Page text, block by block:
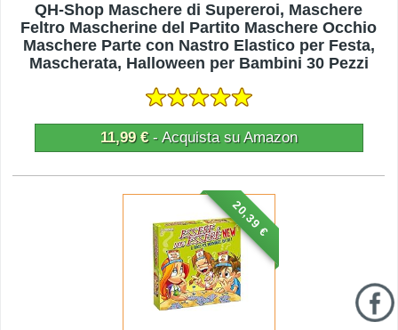
QH-Shop Maschere di Supereroi, Maschere
Feltro Mascherine del Partito Maschere Occhio
Maschere Parte con Nastro Elastico per Festa,
Mascherata, Halloween per Bambini 30 Pezzi
11,99 €- Acquista su Amazon
20,39 €